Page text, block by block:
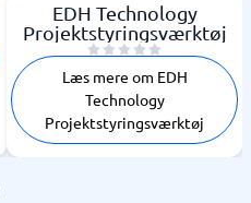
EDH Technology
Projektstyringsværktøj
Læs mere om EDH
Technology
Projektstyringsværktøj